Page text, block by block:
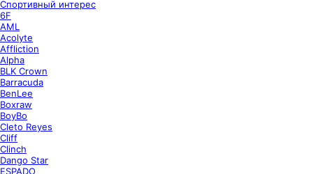
Спортивный интерес
6F
AML
Acolyte
Affliction
Alpha
BLK Crown
Barracuda
BenLee
Boxraw
BoyBo
Cleto Reyes
Cliff
Clinch
Dango Star
ESPADO